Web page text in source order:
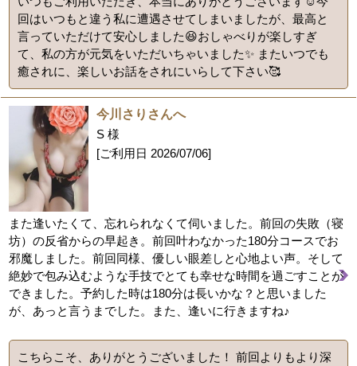
回はいつもと違う私に遭遇させてしまいましたが、最高と
言っていただけて安心しました😆おしゃべりが楽しすぎ
て、私の方が元気をいただいちゃいました✨ またいつでも
癒されに、楽しいお話をされにいらして下さい🥰
今川さりさんへ
S 様
[ご利用日 2026/07/06]
また逢いたくて、忘れられなくて伺いました。前回の失敗（寝
坊）の反省からの早起き。前回叶わなかった180分コースでお
邪魔しました。前回同様、優しい眼差しと心地よい声。そして
絶妙で包み込むような手技でとても幸せな時間を過ごすことが
できました。予約した時は180分は長いかな？と思いました
が、あっと言うまでした。また、逢いに行きますね♪
こちらこそ、ありがとうございました！ 前回よりもより深